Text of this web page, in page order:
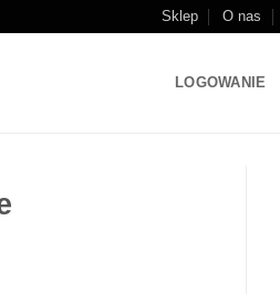
Sklep O nas
LOGOWANIE